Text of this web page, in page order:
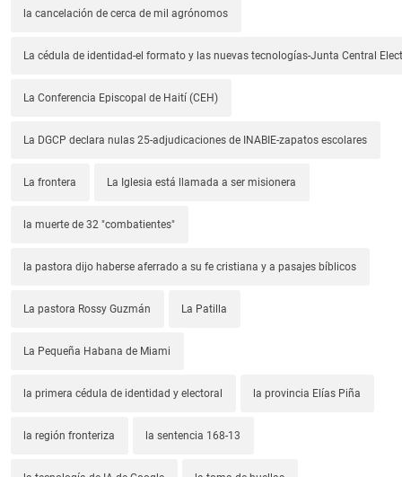
la cancelación de cerca de mil agrónomos
La cédula de identidad-el formato y las nuevas tecnologías-Junta Central
La Conferencia Episcopal de Haití (CEH)
La DGCP declara nulas 25-adjudicaciones de INABIE-zapatos escolares
La frontera La Iglesia está llamada a ser misionera
la muerte de 32 "combatientes"
la pastora dijo haberse aferrado a su fe cristiana y a pasajes bíblicos
La pastora Rossy Guzmán La Patilla
La Pequeña Habana de Miami
la primera cédula de identidad y electoral la provincia Elías Piña
la región fronteriza la sentencia 168-13